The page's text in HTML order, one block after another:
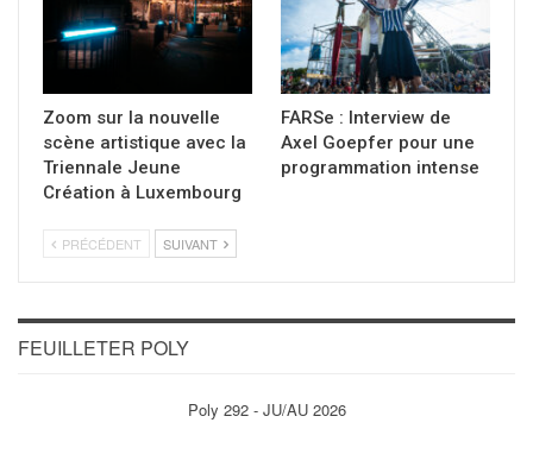
Zoom sur la nouvelle
scène artistique avec la
Triennale Jeune
Création à Luxembourg
FARSe : Interview de
Axel Goepfer pour une
programmation intense
PRÉCÉDENT SUIVANT
FEUILLETER POLY
Poly 292 - JU/AU 2026